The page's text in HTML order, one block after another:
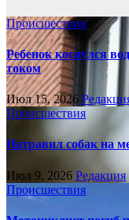
Происшествия
Ребенок коснулся
током
Июл 15, 2026
Происшествия
Натравил собак на
Июл 9, 2026 Редакция
Происшествия